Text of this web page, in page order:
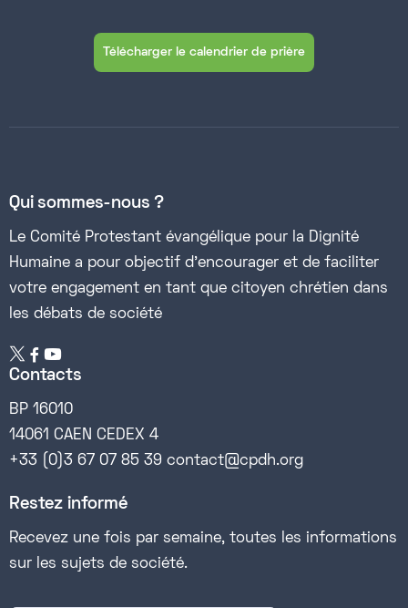
Télécharger le calendrier de prière
Qui sommes-nous ?
Le Comité Protestant évangélique pour la Dignité
Humaine a pour objectif d’encourager et de faciliter
votre engagement en tant que citoyen chrétien dans
les débats de société
 
Contacts
BP 16010
14061 CAEN CEDEX 4
+33 (0)3 67 07 85 39 contact@cpdh.org
Restez informé
Recevez une fois par semaine, toutes les informations
sur les sujets de société.